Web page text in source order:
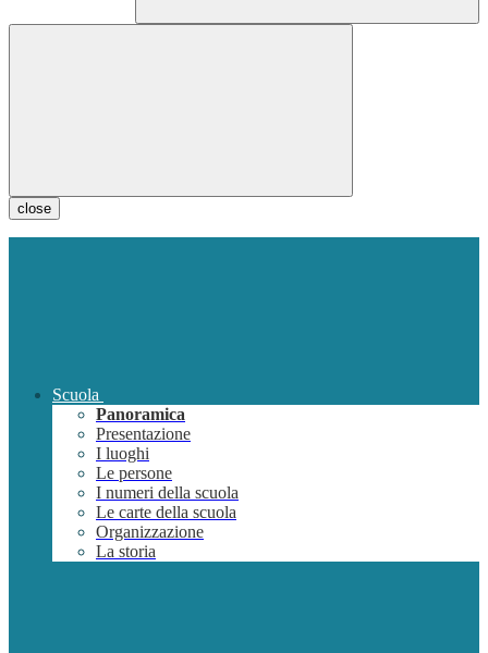
close
Scuola
Panoramica
Presentazione
I luoghi
Le persone
I numeri della scuola
Le carte della scuola
Organizzazione
La storia